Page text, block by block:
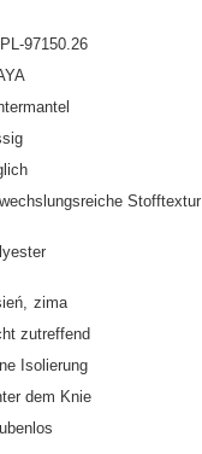
PL-97150.26
Stofftextur
zima
zutreffend
Isolierung
dem Knie